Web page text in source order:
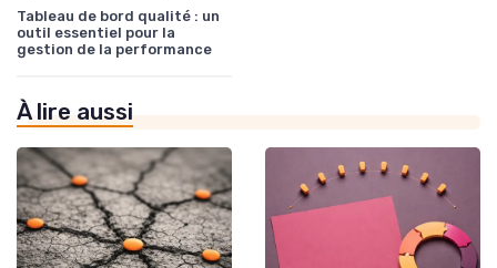
Tableau de bord qualité : un
outil essentiel pour la
gestion de la performance
À lire aussi